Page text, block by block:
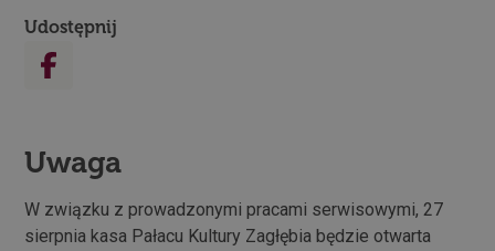
Udostępnij
Uwaga
W związku z prowadzonymi pracami serwisowymi, 27
sierpnia kasa Pałacu Kultury Zagłębia będzie otwarta